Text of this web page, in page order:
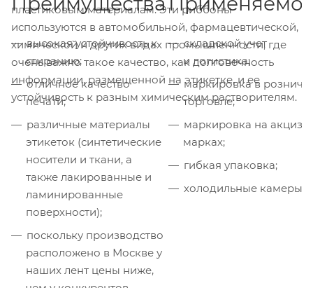
пластиковым материалам. Эти риббоны
используются в автомобильной, фармацевтической,
химической и других видах промышленности, где
очень важно такое качество, как долговечность
информации, размещенной на этикетке, и ее
устойчивость к разным химическим растворителям.
высокая устойчивость к
стиранию;
отличное качество
печати;
различные материалы
этикеток (синтетические
носители и ткани, а
также лакированные и
ламинированные
поверхности);
поскольку производство
расположено в Москве у
наших лент цены ниже,
складской учет
и логистика;
маркировка в
торговле;
маркировка на
марках;
гибкая упаковка;
холодильные камеры.